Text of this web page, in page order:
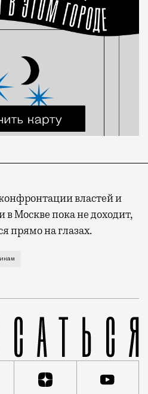
властей и
Москве пока не доходит,
прямо на глазах.
кнуты. Чем больше